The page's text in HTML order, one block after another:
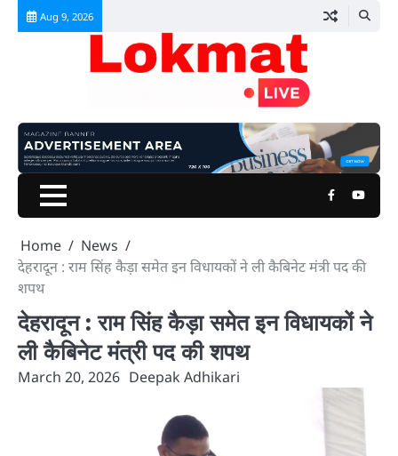
Skip
Aug 9, 2026
Facebook
Home
News
देहरादून : राम सिंह कैड़ा समेत इन विधायकों ने ली कैबिनेट मंत्री पद की
शपथ
देहरादून : राम सिंह कैड़ा समेत इन विधायकों ने
ली कैबिनेट मंत्री पद की शपथ
March 20, 2026 Deepak Adhikari